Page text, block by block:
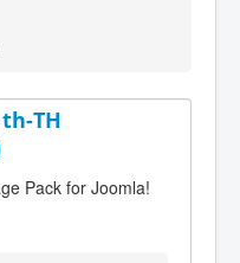
TH
Pack for Joomla!